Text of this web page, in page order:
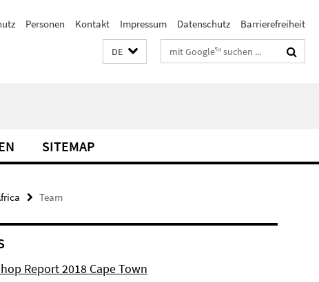
Personen Kontakt Impressum Datenschutz Barrierefreiheit
DE Suchbegriffe
SITEMAP
Team
Report 2018 Cape Town